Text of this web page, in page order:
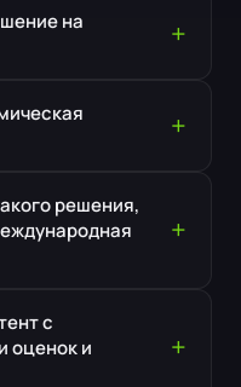
на
решения,
с
оценок и